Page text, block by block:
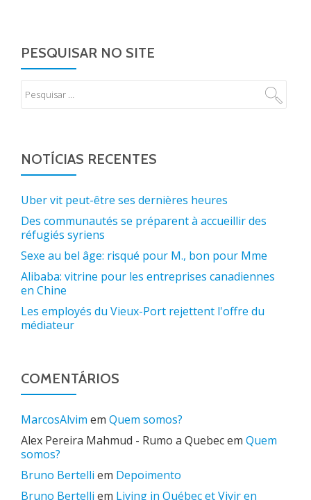
PESQUISAR NO SITE
NOTÍCIAS RECENTES
Uber vit peut-être ses dernières heures
Des communautés se préparent à accueillir des
réfugiés syriens
Sexe au bel âge: risqué pour M., bon pour Mme
Alibaba: vitrine pour les entreprises canadiennes
en Chine
Les employés du Vieux-Port rejettent l'offre du
médiateur
COMENTÁRIOS
MarcosAlvim em Quem somos?
Alex Pereira Mahmud - Rumo a Quebecem Quem
somos?
Bruno Bertelli em Depoimento
Bruno Bertelli em Living in Québec et Vivir en